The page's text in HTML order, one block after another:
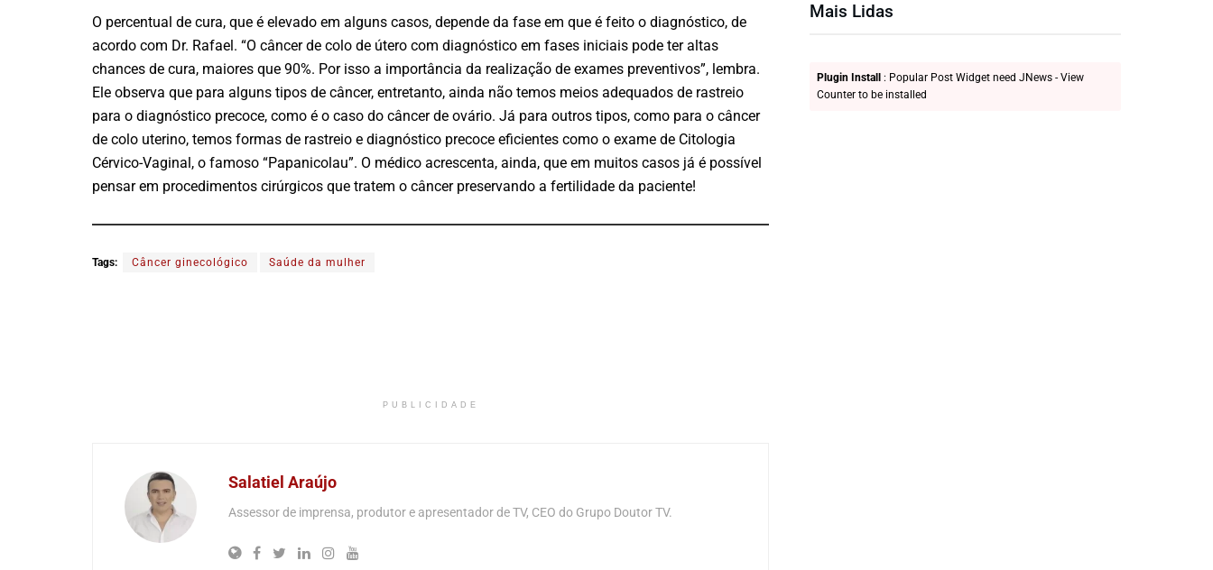
O percentual de cura, que é elevado em alguns casos, depende da fase em que é feito o diagnóstico, de
acordo com Dr. Rafael. “O câncer de colo de útero com diagnóstico em fases iniciais pode ter altas
chances de cura, maiores que 90%. Por isso a importância da realização de exames preventivos”, lembra.
Ele observa que para alguns tipos de câncer, entretanto, ainda não temos meios adequados de rastreio
para o diagnóstico precoce, como é o caso do câncer de ovário. Já para outros tipos, como para o câncer
de colo uterino, temos formas de rastreio e diagnóstico precoce eficientes como o exame de Citologia
Cérvico-Vaginal, o famoso “Papanicolau”. O médico acrescenta, ainda, que em muitos casos já é possível
pensar em procedimentos cirúrgicos que tratem o câncer preservando a fertilidade da paciente!
Tags: Câncer ginecológico Saúde da mulher
PUBLICIDADE
Salatiel Araújo
Assessor de imprensa, produtor e apresentador de TV, CEO do Grupo Doutor TV.
Mais Lidas
Plugin Install
: Popular Post Widget need JNews - View
Counter to be installed